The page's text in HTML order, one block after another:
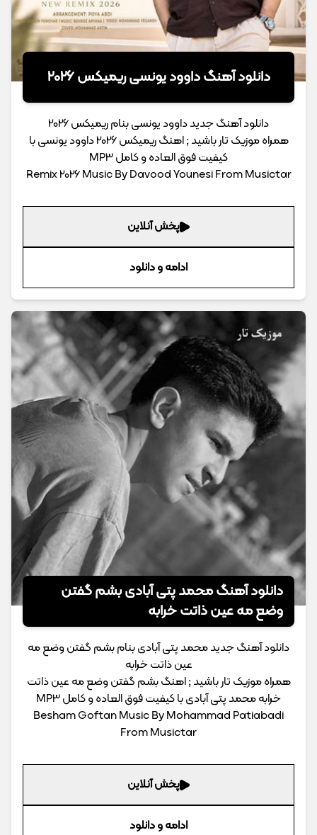
دانلود آهنگ داوود یونسی ریمیکس 2026
دانلود آهنگ جدید داوود یونسی بنام ریمیکس 2026
همراه موزیک تار باشید ; اهنگ ریمیکس 2026 داوود یونسی با
کیفیت فوق العاده و کامل MP3
Remix 2026 Music By Davood Younesi From Musictar
پخش آنلاین
ادامه و دانلود
دانلود آهنگ محمد پتی آبادی بشم گفتن
وضع مه عین ذاتت خرابه
دانلود آهنگ جدید محمد پتی آبادی بنام بشم گفتن وضع مه
عین ذاتت خرابه
همراه موزیک تار باشید ; اهنگ بشم گفتن وضع مه عین ذاتت
خرابه محمد پتی آبادی با کیفیت فوق العاده و کامل MP3
Besham Goftan Music By Mohammad Patiabadi
From Musictar
پخش آنلاین
ادامه و دانلود